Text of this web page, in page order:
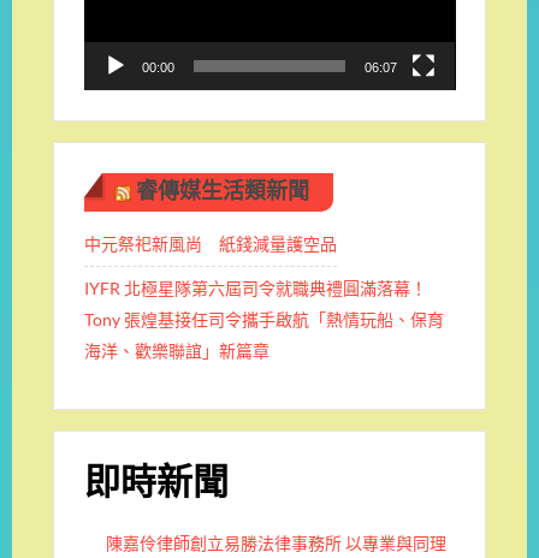
00:00 06:07
睿傳媒生活類新聞
中元祭祀新風尚 紙錢減量護空品
IYFR 北極星隊第六屆司令就職典禮圓滿落幕！
Tony 張煌基接任司令攜手啟航「熱情玩船、保育
海洋、歡樂聯誼」新篇章
即時新聞
陳嘉伶律師創立易勝法律事務所 以專業與同理